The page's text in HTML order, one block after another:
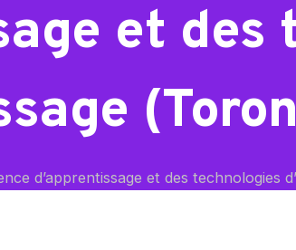
et
d’apprentissage et des technologies